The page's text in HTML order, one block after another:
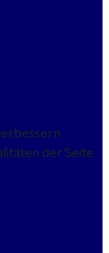
der Seite